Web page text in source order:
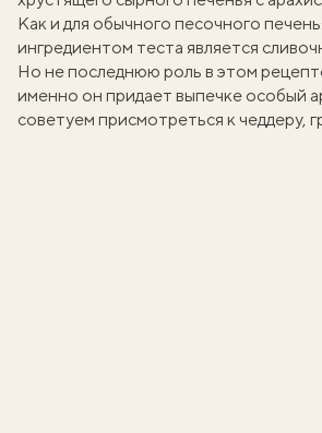
Как и для обычного песочного
ингредиентом теста является
Но не последнюю роль в этом
именно он придает выпечке особый
советуем присмотреться к чеддеру,